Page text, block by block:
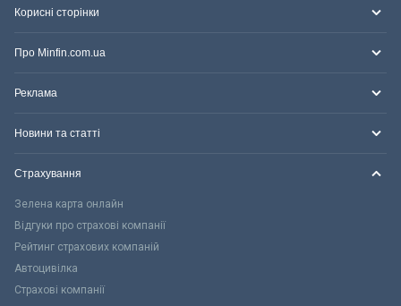
Корисні сторінки
Про Minfin.com.ua
Реклама
Новини та статті
Страхування
Зелена карта онлайн
Відгуки про страхові компанії
Рейтинг страхових компаній
Автоцивілка
Страхові компанії